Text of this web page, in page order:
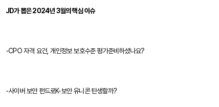
JD가 뽑은 2024년 3월의 핵심 이슈
-CPO 자격 요건, 개인정보 보호수준 평가준비하셨나요?
-사이버 보안 펀드로K-보안 유니콘 탄생할까?